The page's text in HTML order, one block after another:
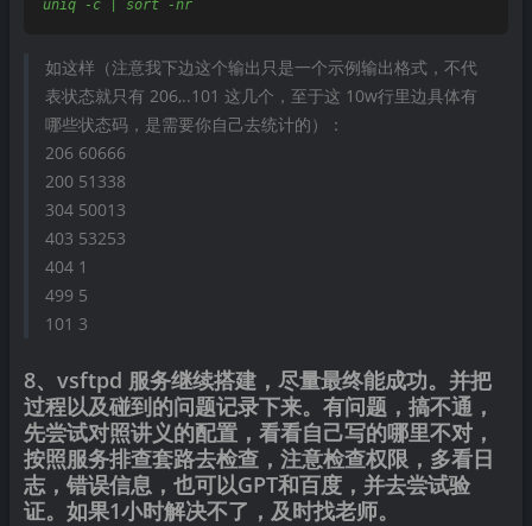
uniq -c | sort -nr
如这样（注意我下边这个输出只是一个示例输出格式，不代
表状态就只有 206,..101 这几个，至于这 10w行里边具体有
哪些状态码，是需要你自己去统计的）：
206 60666
200 51338
304 50013
403 53253
404 1
499 5
101 3
8、vsftpd 服务继续搭建，尽量最终能成功。并把
过程以及碰到的问题记录下来。有问题，搞不通，
先尝试对照讲义的配置，看看自己写的哪里不对，
按照服务排查套路去检查，注意检查权限，多看日
志，错误信息，也可以GPT和百度，并去尝试验
证。如果1小时解决不了，及时找老师。